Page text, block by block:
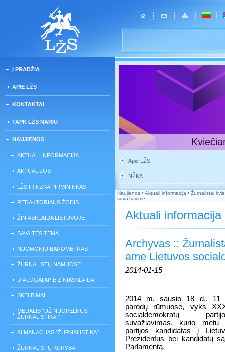
Į PRADŽIĄ
APIE LŽS
KONTAKTAI
TAPK LŽS NARIU
NAUJIENOS
AKTUALI INFORMACIJA
AKTUALIJOS
LŽS IR NŽKA PIRMININKAS
REDAKTORIAUS ŽODIS
ŽINIASKLAIDA LIETUVOJE
SAVAITĖS TEMA
NUOMONIŲ BAROMETRAS
ŽURNALISTŲ NAMUOSE
DIALOGAI APIE ŽINIASKLAIDĄ
SKELBIMAI
MEDALIS "UŽ NUOPELNUS
ŽURNALISTIKAI"
ALMANACHAS "ŽURNALISTIKA"
ŽURNALISTŲ KŪRYBA
Apie LŽS
NŽKA
Naujienos › Aktuali informacija › Žurnalistai
suvažiavime
Aktuali informacija
Archyvas ::
ame Lietuvos
2014-01-15
2014 m. sausio 18 d., 11
parodų rūmuose, vyks
socialdemokratų
suvažiavimas, kurio metu
partijos kandidatas į
Prezidentus bei kandidatų
Parlamentą.